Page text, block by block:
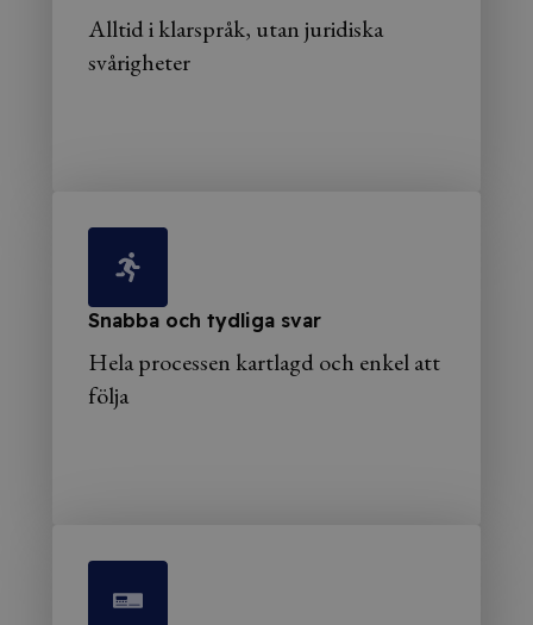
Alltid i klarspråk, utan juridiska
svårigheter
Snabba och tydliga svar
Hela processen kartlagd och enkel att
följa